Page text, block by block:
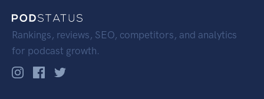
Rankings, reviews, SEO, competitors, and analytics
for podcast growth.